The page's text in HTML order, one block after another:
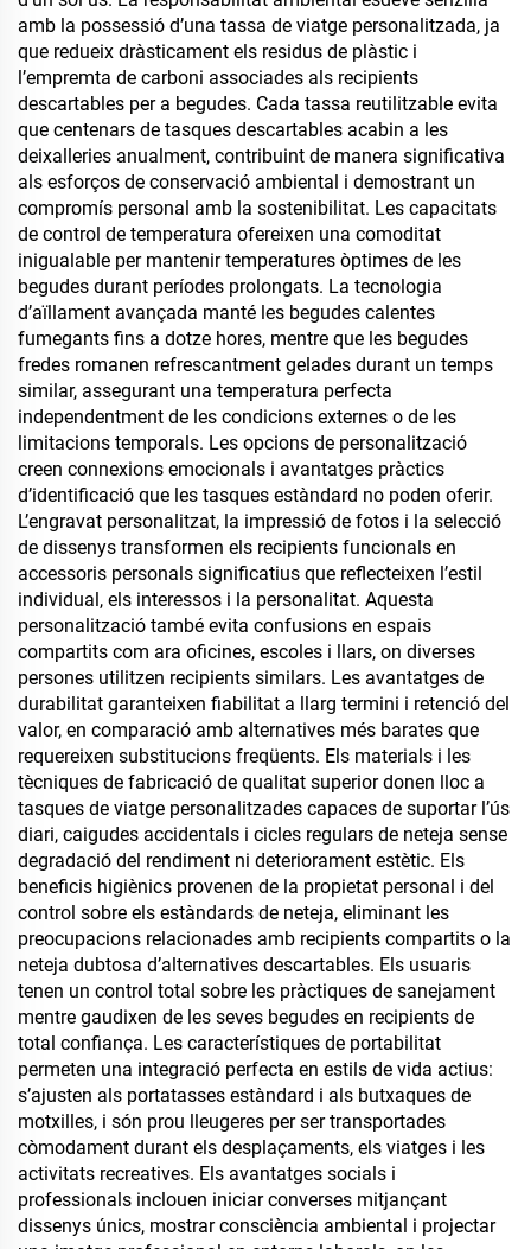
amb la possessió d’una tassa de viatge personalitzada, ja
que redueix dràsticament els residus de plàstic i
l’empremta de carboni associades als recipients
descartables per a begudes. Cada tassa reutilitzable evita
que centenars de tasques descartables acabin a les
deixalleries anualment, contribuint de manera significativa
als esforços de conservació ambiental i demostrant un
compromís personal amb la sostenibilitat. Les capacitats
de control de temperatura ofereixen una comoditat
inigualable per mantenir temperatures òptimes de les
begudes durant períodes prolongats. La tecnologia
d’aïllament avançada manté les begudes calentes
fumegants fins a dotze hores, mentre que les begudes
fredes romanen refrescantment gelades durant un temps
similar, assegurant una temperatura perfecta
independentment de les condicions externes o de les
limitacions temporals. Les opcions de personalització
creen connexions emocionals i avantatges pràctics
d’identificació que les tasques estàndard no poden oferir.
L’engravat personalitzat, la impressió de fotos i la selecció
de dissenys transformen els recipients funcionals en
accessoris personals significatius que reflecteixen l’estil
individual, els interessos i la personalitat. Aquesta
personalització també evita confusions en espais
compartits com ara oficines, escoles i llars, on diverses
persones utilitzen recipients similars. Les avantatges de
durabilitat garanteixen fiabilitat a llarg termini i retenció del
valor, en comparació amb alternatives més barates que
requereixen substitucions freqüents. Els materials i les
tècniques de fabricació de qualitat superior donen lloc a
tasques de viatge personalitzades capaces de suportar l’ús
diari, caigudes accidentals i cicles regulars de neteja sense
degradació del rendiment ni deteriorament estètic. Els
beneficis higiènics provenen de la propietat personal i del
control sobre els estàndards de neteja, eliminant les
preocupacions relacionades amb recipients compartits o la
neteja dubtosa d’alternatives descartables. Els usuaris
tenen un control total sobre les pràctiques de sanejament
mentre gaudixen de les seves begudes en recipients de
total confiança. Les característiques de portabilitat
permeten una integració perfecta en estils de vida actius:
s’ajusten als portatasses estàndard i als butxaques de
motxilles, i són prou lleugeres per ser transportades
còmodament durant els desplaçaments, els viatges i les
activitats recreatives. Els avantatges socials i
professionals inclouen iniciar converses mitjançant
dissenys únics, mostrar consciència ambiental i projectar